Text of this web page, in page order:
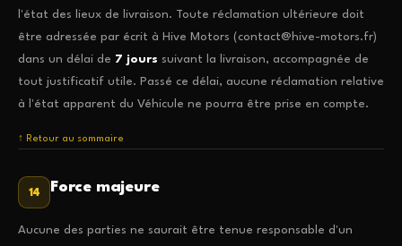
l'état des lieux de livraison. Toute réclamation ultérieure doit
être adressée par écrit à Hive Motors (contact@hive-motors.fr)
dans un délai de 7 jours suivant la livraison, accompagnée de
tout justificatif utile. Passé ce délai, aucune réclamation relative
à l'état apparent du Véhicule ne pourra être prise en compte.
↑ Retour au sommaire
14 Force majeure
Aucune des parties ne saurait être tenue responsable d'un